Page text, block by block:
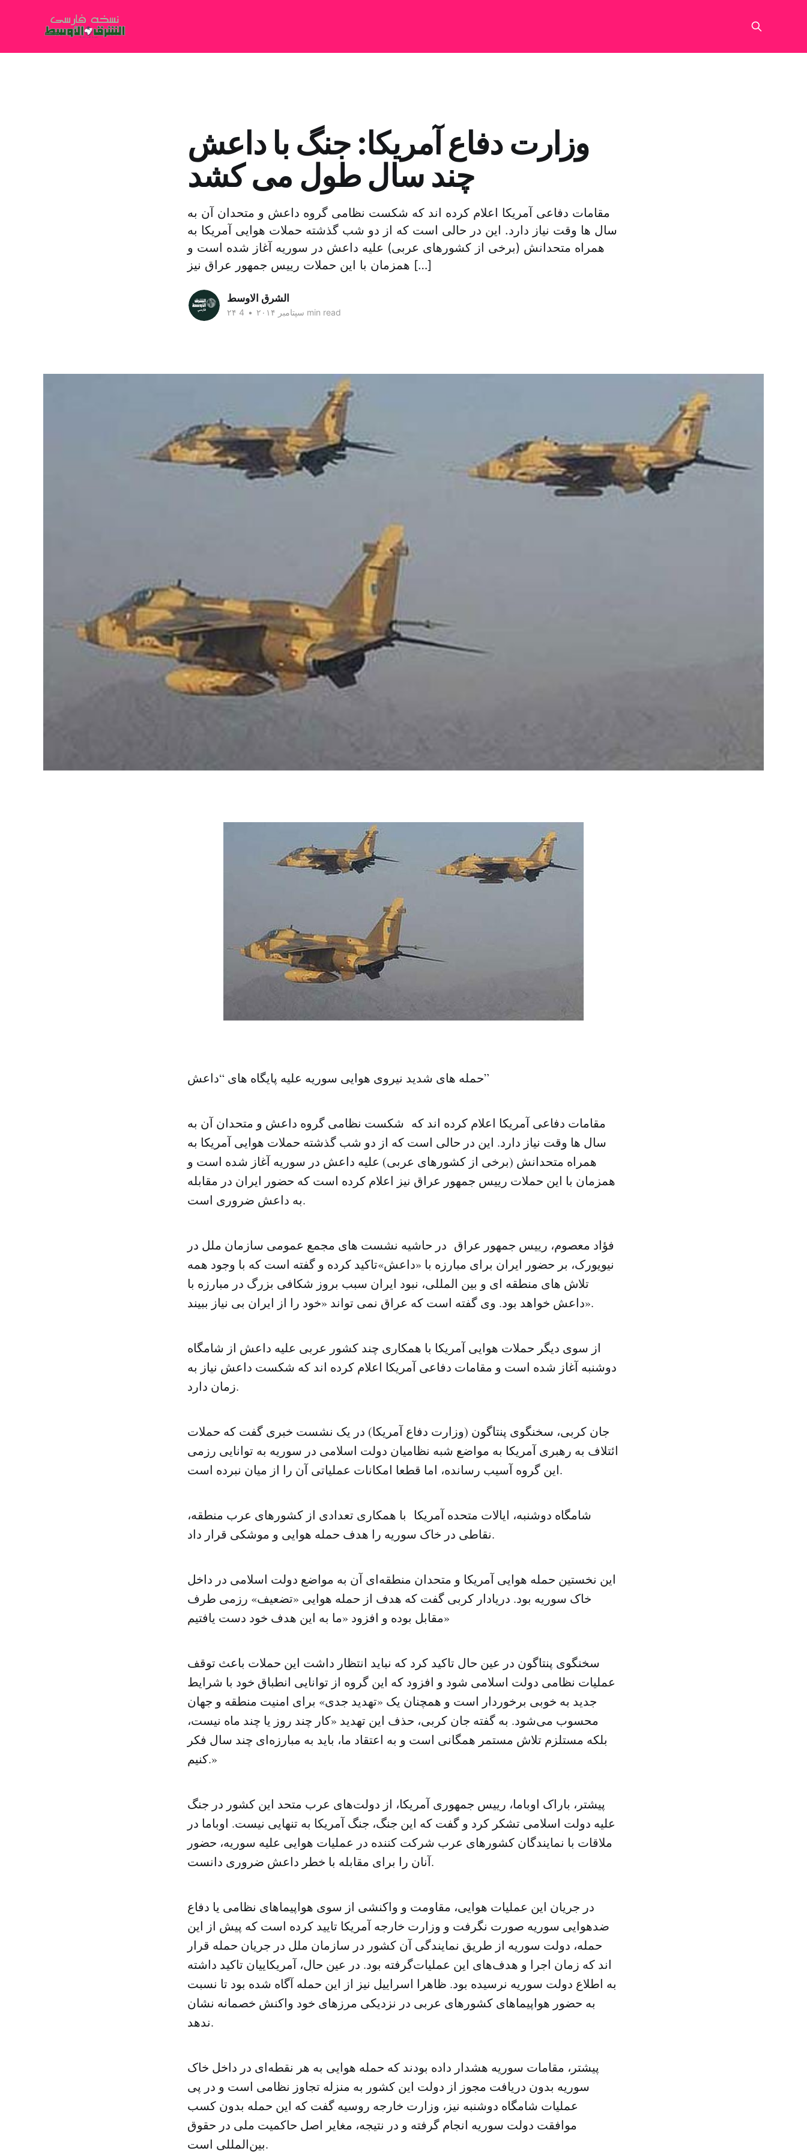
وزارت دفاع آمریکا: جنگ با داعش
چند سال طول می کشد
مقامات دفاعی آمریکا اعلام کرده اند که شکست نظامی گروه داعش و متحدان آن به
سال ها وقت نیاز دارد. این در حالی است که از دو شب گذشته حملات هوایی آمریکا به
همراه متحدانش (برخی از کشورهای عربی) علیه داعش در سوریه آغاز شده است و
همزمان با این حملات رییس جمهور عراق نیز […]
الشرق الاوسط
۲۴ سپتامبر ۲۰۱۴ • 4 min read
حمله های شدید نیروی هوایی سوریه علیه پایگاه های “داعش”
مقامات دفاعی آمریکا اعلام کرده اند که شکست نظامی گروه داعش و متحدان آن به
سال ها وقت نیاز دارد. این در حالی است که از دو شب گذشته حملات هوایی آمریکا به
همراه متحدانش (برخی از کشورهای عربی) علیه داعش در سوریه آغاز شده است و
همزمان با این حملات رییس جمهور عراق نیز اعلام کرده است که حضور ایران در مقابله
به داعش ضروری است.
فؤاد معصوم،‌ رییس جمهور عراق در حاشیه نشست های مجمع عمومی سازمان ملل در
نیویورک، بر حضور ایران برای مبارزه با «داعش»تاکید کرده و گفته است که با وجود همه
تلاش های منطقه ای و بین المللی، نبود ایران سبب بروز شکافی بزرگ در مبارزه با
داعش خواهد بود. وی گفته است که عراق نمی تواند «خود را از ایران بی نیاز ببیند».
از سوی دیگر حملات هوایی آمریکا با همکاری چند کشور عربی علیه داعش از شامگاه
دوشنبه آغاز شده است و مقامات دفاعی آمریکا اعلام کرده اند که شکست داعش نیاز به
زمان دارد.
جان کربی، سخنگوی پنتاگون (وزارت دفاع آمریکا) در یک نشست خبری گفت که حملات
ائتلاف به رهبری آمریکا به مواضع شبه نظامیان دولت اسلامی در سوریه به توانایی رزمی
این گروه آسیب رسانده، اما قطعا امکانات عملیاتی آن را از میان نبرده است.
شامگاه دوشنبه، ایالات متحده آمریکا با همکاری تعدادی از کشورهای عرب منطقه،
نقاطی در خاک سوریه را هدف حمله هوایی و موشکی قرار داد.
این نخستین حمله هوایی آمریکا و متحدان منطقه‌ای آن به مواضع دولت اسلامی در داخل
خاک سوریه بود. دریادار کربی گفت که هدف از حمله هوایی «تضعیف» رزمی طرف
مقابل بوده و افزود «ما به این هدف خود دست یافتیم»
سخنگوی پنتاگون در عین حال تاکید کرد که نباید انتظار داشت این حملات باعث توقف
عملیات نظامی دولت اسلامی شود و افزود که این گروه از توانایی انطباق خود با شرایط
جدید به خوبی برخوردار است و همچنان یک «تهدید جدی» برای امنیت منطقه و جهان
محسوب می‌شود. به گفته جان کربی، حذف این تهدید «کار چند روز یا چند ماه نیست،
بلکه مستلزم تلاش مستمر همگانی است و به اعتقاد ما، باید به مبارزه‌ای چند سال فکر
کنیم.»
پیشتر، باراک اوباما، رییس جمهوری آمریکا، از دولت‌های عرب متحد این کشور در جنگ
علیه دولت اسلامی تشکر کرد و گفت که این جنگ، جنگ آمریکا به تنهایی نیست. اوباما در
ملاقات با نمایندگان کشورهای عرب شرکت کننده در عملیات هوایی علیه سوریه، حضور
آنان را برای مقابله با خطر داعش ضروری دانست.
در جریان این عملیات هوایی، مقاومت و واکنشی از سوی هواپیماهای نظامی یا دفاع
ضدهوایی سوریه صورت نگرفت و وزارت خارجه آمریکا تایید کرده است که پیش از این
حمله، دولت سوریه از طریق نمایندگی آن کشور در سازمان ملل در جریان حمله قرار
گرفته بود. در عین حال، آمریکاییان تاکید داشته‎‌اند که زمان اجرا و هدف‌های این عملیات
به اطلاع دولت سوریه نرسیده بود. ظاهرا اسراییل نیز از این حمله آگاه شده بود تا نسبت
به حضور هواپیماهای کشورهای عربی در نزدیکی مرزهای خود واکنش خصمانه نشان
ندهد.
پیشتر، مقامات سوریه هشدار داده بودند که حمله هوایی به هر نقطه‌ای در داخل خاک
سوریه بدون دریافت مجوز از دولت این کشور به منزله تجاوز نظامی است و در پی
عملیات شامگاه دوشنبه نیز، وزارت خارجه روسیه گفت که این حمله بدون کسب
موافقت دولت سوریه انجام گرفته و در نتیجه، مغایر اصل حاکمیت ملی در حقوق
بین‌المللی است.